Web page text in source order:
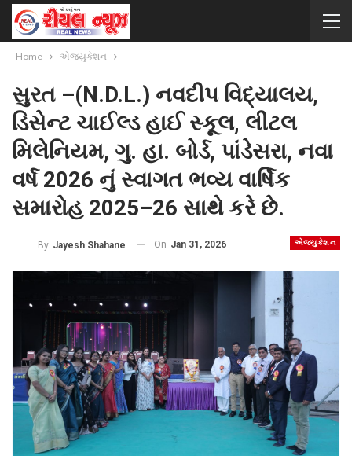
Home એજ્યુકેશન
સુરત –(N.D.L.) નવદીપ વિદ્યાલય,
ડિસેન્ટ ચાઈલ્ડ હાઈ સ્કૂલ, લીટલ
મિલેનિયમ, ગુ. હા. બોર્ડ, પાંડેસરા, નવા
વર્ષ 2026 નું સ્વાગત ભવ્ય વાર્ષિક
સમારોહ 2025–26 સાથે કરે છે.
એજ્યુકેશન
By Jayesh Shahane On Jan 31, 2026